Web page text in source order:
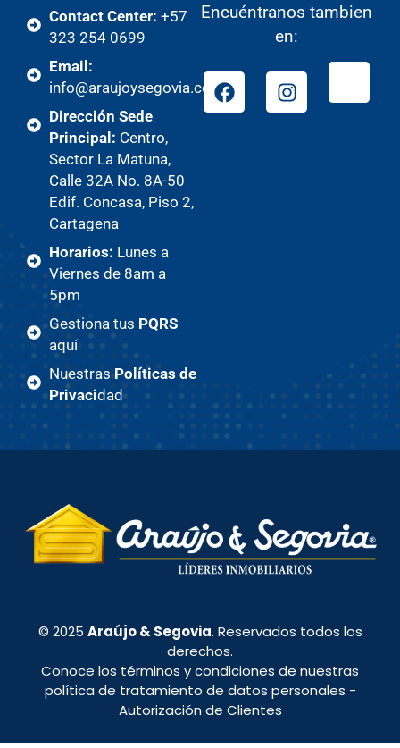
Contact Center: +57
323 254 0699
Email:
info@araujoysegovia.com
Dirección Sede
Principal: Centro,
Sector La Matuna,
Calle 32A No. 8A-50
Edif. Concasa, Piso 2,
Cartagena
Horarios: Lunes a
Viernes de 8am a
5pm
Gestiona tus PQRS
aquí
NuestrasPolíticas de
Privacidad
Encuéntranos tambien
en:
© 2025 Araújo & Segovia. Reservados todos los
derechos.
Conoce los términos y condiciones de nuestras
política de tratamiento de datos personales -
Autorización de Clientes